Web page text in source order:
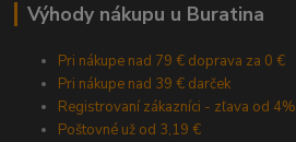
Výhody nákupu u Buratina
Pri nákupe nad 79 € doprava za 0 €
Pri nákupe nad 39 € darček
Registrovaní zákazníci - zľava od 4%
Poštovné už od 3,19 €